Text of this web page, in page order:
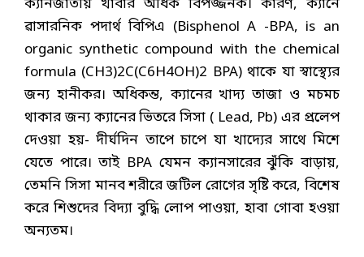
ক্যানজাতীয় খাবার অধিক বিপজ্জনক। কারণ, ক্যানে
ৱাসারনিক পদার্থ বিপিএ (Bisphenol A -BPA, is an
organic synthetic compound with the chemical
formula (CH3)2C(C6H4OH)2 BPA) থাকে যা স্বাস্থ্যের
জন্য হানীকর। অধিকন্ত, ক্যানের খাদ্য তাজা ও মচমচ
থাকার জন্য ক্যানের ভিতরে সিসা ( Lead, Pb) এর প্রলেপ
দেওয়া হয়- দীর্ঘদিন তাপে চাপে যা খাদ্যের সাথে মিশে
যেতে পারে। তাই BPA যেমন ক্যানসারের ঝুঁকি বাড়ায়,
তেমনি সিসা মানব শরীরে জটিল রোগের সৃষ্টি করে, বিশেষ
করে শিশুদের বিদ্যা বুদ্ধি লোপ পাওয়া, হাবা গোবা হওয়া
অন্যতম।